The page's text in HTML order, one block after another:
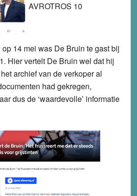
14 mei was De Bruin te gast bij
Hier vertelt De Bruin wel dat hij
archief van de verkoper al
had gekregen,
dus de ‘waardevolle’ informatie